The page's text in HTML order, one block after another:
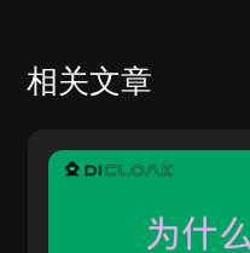
相关文章